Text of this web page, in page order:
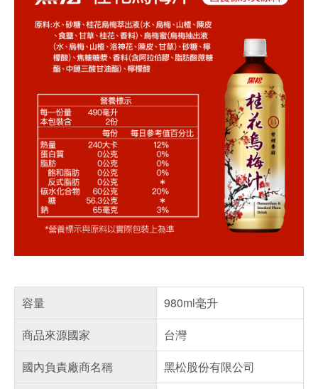
容量
980ml毫升
商品來源國家
台灣
國內負責廠商名稱
黑松股份有限公司